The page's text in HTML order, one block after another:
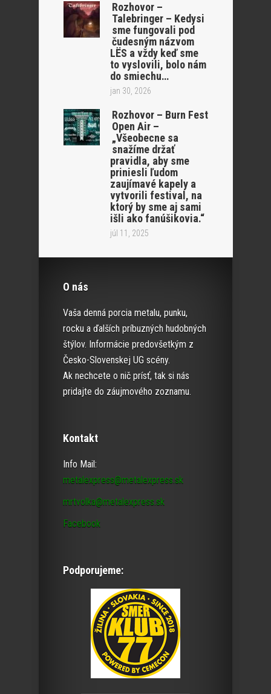
Rozhovor –
Talebringer – Kedysi
sme fungovali pod
čudesným názvom
LËS a vždy keď sme
to vyslovili, bolo nám
do smiechu…
jan 30, 2026
Rozhovor – Burn Fest
Open Air –
„Všeobecne sa
snažíme držať
pravidla, aby sme
priniesli ľudom
zaujímavé kapely a
vytvorili festival, na
ktorý by sme aj sami
išli ako fanúšikovia.“
júl 11, 2025
O nás
Vaša denná porcia metalu, punku,
rocku a ďalších príbuzných hudobných
štýlov. Informácie predovšetkým z
Česko-Slovenskej UG scény.
Ak nechcete o nič prísť, tak si nás
pridajte do záujmového zoznamu.
Kontakt
Info Mail:
metalexpress@metalexpress.sk
mrtvolka@metalexpress.sk
Facebook
Podporujeme: